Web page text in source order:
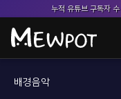
누적 유튜브 구독자 수
배경음악